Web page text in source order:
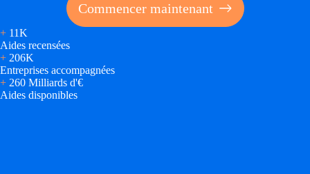
Commencer maintenant
+ 11K
Aides recensées
+ 206K
Entreprises accompagnées
+ 260 Milliards d'€
Aides disponibles